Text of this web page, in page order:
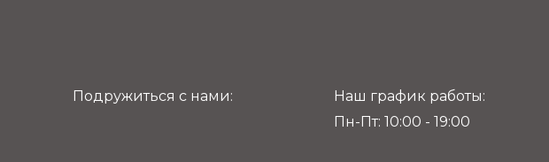
Подружиться с нами:
Наш график работы:
Пн-Пт: 10:00 - 19:00